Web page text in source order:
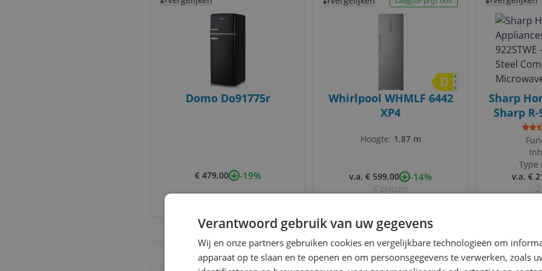
Domo Do91775r
€ 479,00 -19%
Whirlpool WHMLF 6442
XP4
Hoogte: 1,87 m
v.a. € 599,00 -14%
4 prijzen
Sharp
Sharp R-
Type
v.a. €
Gecontroleerde reviews Betrouwbare
Verantwoord gebruik van uw gegevens
Wij en onze partners gebruiken cookies en vergelijkbare technologieën om
apparaat op te slaan en te openen en om persoonsgegevens te verwerken, zoals